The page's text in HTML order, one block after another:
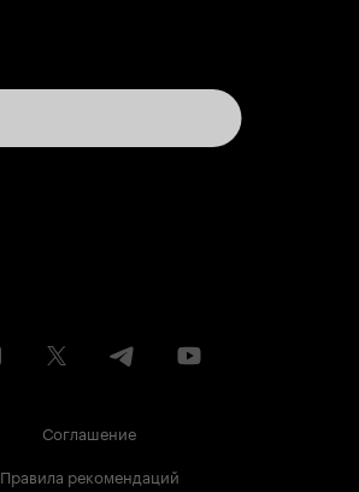
Соглашение
Правила рекомендаций